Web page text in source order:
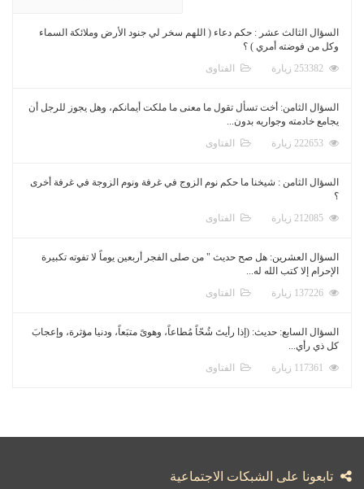
السؤال الثالث عشر : حكم دعاء ( اللهم سخر لي جنود الأرض وملائكة السماء
وكل من فوضته أمري ) ؟
الفتاوى
السؤال الثامن: أخت تسأل تقول ما معنى ما ملكت أيمانكم، وهل يجوز للرجل أن
يجامع خادمته وجواريه بدون...
الفتاوى
السؤال الثامن : شيخنا ما حكم نوم الزوج في غرفة ونوم الزوجة في غرفة أخرى
؟
الفتاوى
السؤال العشرين: هل صح حديث " من صلى الفجر أربعين يوماً لا تفوته تكبيرة
الإحرام إلا كتب الله له...
الفتاوى
السؤال السابع: حديث: (إذا رأيتَ شُحّاً مُطاعاً، وهوىً متبَعاً، ودنيا مؤثرة، وإعجابَ
كل ذي رأي...
الفتاوى
تابعونا على الشبكات الاجتماعية